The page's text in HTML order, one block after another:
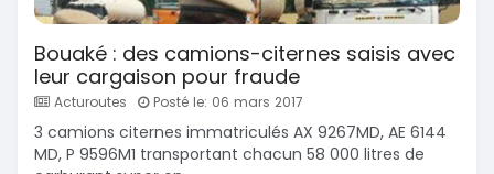
Bouaké : des camions-citernes saisis avec
leur cargaison pour fraude
Acturoutes Posté le: 06 mars 2017
3 camions citernes immatriculés AX 9267MD, AE 6144
MD, P 9596M1 transportant chacun 58 000 litres de